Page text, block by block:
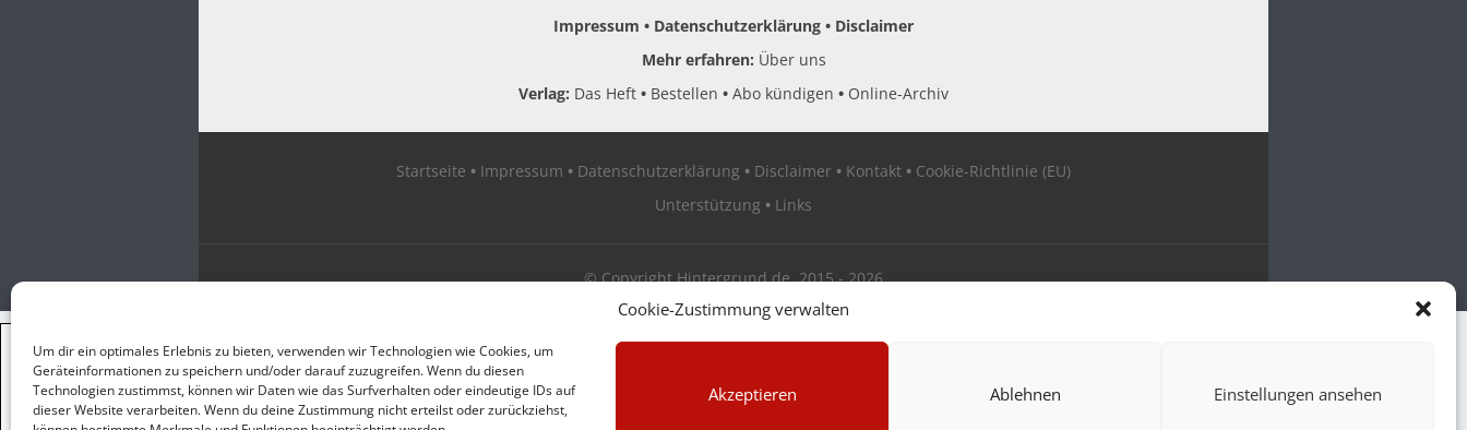
Cookie-Zustimmung verwalten
Um dir ein optimales Erlebnis zu bieten, verwenden wir Technologien wie Cookies, um
Geräteinformationen zu speichern und/oder darauf zuzugreifen. Wenn du diesen
Technologien zustimmst, können wir Daten wie das Surfverhalten oder eindeutige IDs auf
dieser Website verarbeiten. Wenn du deine Zustimmung nicht erteilst oder zurückziehst,
Akzeptieren Ablehnen Einstellungen ansehen
Impressum Datenschutzerklärung
Disclaimer
Mehr erfahren: Über uns
Verlag: Das Heft Bestellen Abo kündigen Online-Archiv
Startseite Impressum Datenschutzerklärung Disclaimer Kontakt
Cookie-Richtlinie (EU)
Unterstützung
Links
© Copyright Hintergrund.de, 2015 - 2026
Zum Newsletter jetzt kostenlos anmelden
E-Mail
GUTER JOURNALISMUS
KOSTET GELD
×